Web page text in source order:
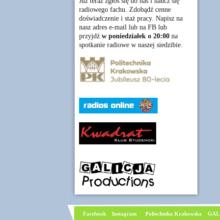
radiowego fachu. Zdobądź cenne
doświadczenie i staż pracy. Napisz na
nasz adres e-mail lub na FB lub
przyjdź w poniedziałek o 20:00na
spotkanie radiowe w naszej siedzibie.
Facebook Instagram Poliechnika Krakowska